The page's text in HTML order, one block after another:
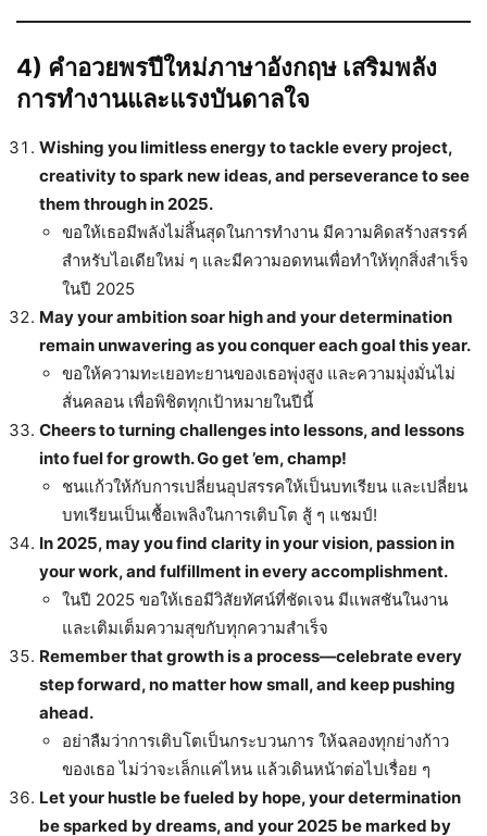
4) คำอวยพรปีใหม่ภาษาอังกฤษ เสริมพลัง
การทำงานและแรงบันดาลใจ
Wishing you limitless energy to tackle every project,
creativity to spark new ideas, and perseverance to see
them through in 2025.
ขอให้เธอมีพลังไม่สิ้นสุดในการทำงาน มีความคิดสร้างสรรค์
สำหรับไอเดียใหม่ ๆ และมีความอดทนเพื่อทำให้ทุกสิ่งสำเร็จ
ในปี 2025
May your ambition soar high and your determination
remain unwavering as you conquer each goal this year.
ขอให้ความทะเยอทะยานของเธอพุ่งสูง และความมุ่งมั่นไม่
สั่นคลอน เพื่อพิชิตทุกเป้าหมายในปีนี้
Cheers to turning challenges into lessons, and lessons
into fuel for growth. Go get ’em, champ!
ชนแก้วให้กับการเปลี่ยนอุปสรรคให้เป็นบทเรียน และเปลี่ยน
บทเรียนเป็นเชื้อเพลิงในการเติบโต สู้ ๆ แชมป์!
In 2025, may you find clarity in your vision, passion in
your work, and fulfillment in every accomplishment.
ในปี 2025 ขอให้เธอมีวิสัยทัศน์ที่ชัดเจน มีแพสชันในงาน
และเติมเต็มความสุขกับทุกความสำเร็จ
Remember that growth is a process—celebrate every
step forward, no matter how small, and keep pushing
ahead.
อย่าลืมว่าการเติบโตเป็นกระบวนการ ให้ฉลองทุกย่างก้าว
ของเธอ ไม่ว่าจะเล็กแค่ไหน แล้วเดินหน้าต่อไปเรื่อย ๆ
Let your hustle be fueled by hope, your determination
be sparked by dreams, and your 2025 be marked by